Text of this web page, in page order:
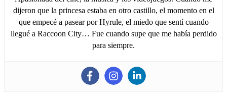
dijeron que la princesa estaba en otro castillo, el momento en el
que empecé a pasear por Hyrule, el miedo que sentí cuando
llegué a Raccoon City… Fue cuando supe que me había perdido
para siempre.